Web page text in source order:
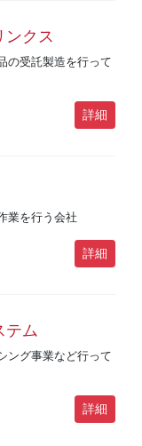
ンクス
の受託製造を行って
詳細
業を行う会社
詳細
テム
ング事業など行って
詳細